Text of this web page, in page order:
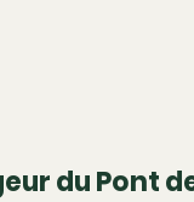
du Pont